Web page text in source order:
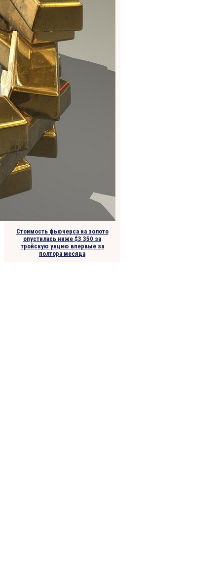
Стоимость фьючерса на золото
опустилась ниже $3 350 за
тройскую унцию впервые за
полтора месяца